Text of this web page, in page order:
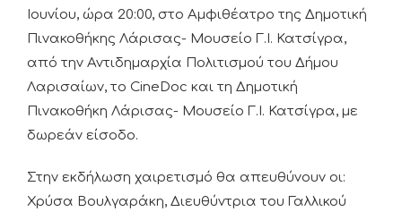
Ιουνίου, ώρα 20:00, στο Αμφιθέατρο της Δημοτική
Πινακοθήκης Λάρισας- Μουσείο Γ.Ι. Κατσίγρα,
από την Αντιδημαρχία Πολιτισμού του Δήμου
Λαρισαίων, το CineDoc και τη Δημοτική
Πινακοθήκη Λάρισας- Μουσείο Γ.Ι. Κατσίγρα, με
δωρεάν είσοδο.
Στην εκδήλωση χαιρετισμό θα απευθύνουν οι:
Χρύσα Βουλγαράκη, Διευθύντρια του Γαλλικού